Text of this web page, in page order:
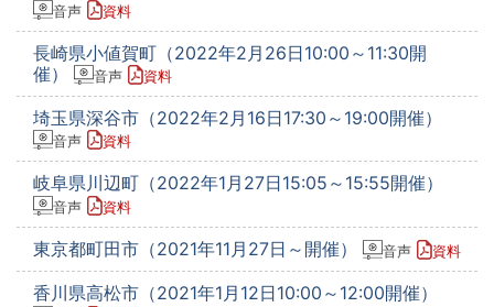
音声 資料
長崎県小値賀町（2022年2月26日10:00～11:30開
催）
音声 資料
埼玉県深谷市（2022年2月16日17:30～19:00開催）
音声 資料
岐阜県川辺町（2022年1月27日15:05～15:55開催）
音声 資料
東京都町田市（2021年11月27日～開催） 音声 資料
香川県高松市（2021年1月12日10:00～12:00開催）